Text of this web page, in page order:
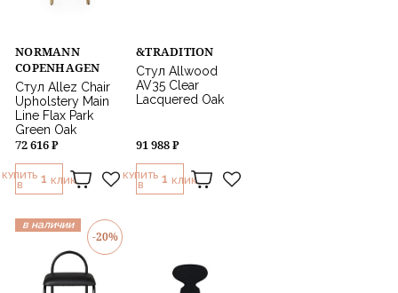
NORMANN
COPENHAGEN
Стул Allez Chair
Upholstery Main
Line Flax Park
Green Oak
72 616 ₽
КУПИТЬ
В
1 КЛИК
&TRADITION
Стул Allwood
AV35 Clear
Lacquered Oak
91 988 ₽
КУПИТЬ
В
1 КЛИК
в наличии
-20%